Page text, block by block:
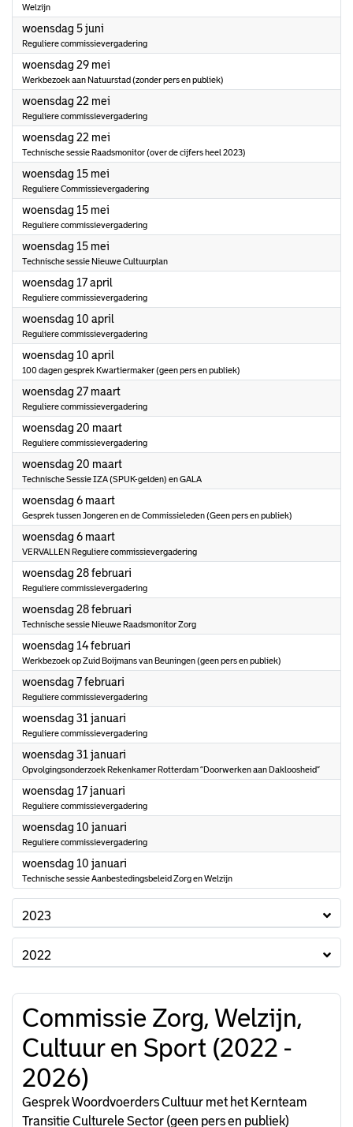
Welzijn
woensdag 5 juni
Reguliere commissievergadering
woensdag 29 mei
Werkbezoek aan Natuurstad (zonder pers en publiek)
woensdag 22 mei
Reguliere commissievergadering
woensdag 22 mei
Technische sessie Raadsmonitor (over de cijfers heel 2023)
woensdag 15 mei
Reguliere Commissievergadering
woensdag 15 mei
Reguliere commissievergadering
woensdag 15 mei
Technische sessie Nieuwe Cultuurplan
woensdag 17 april
Reguliere commissievergadering
woensdag 10 april
Reguliere commissievergadering
woensdag 10 april
100 dagen gesprek Kwartiermaker (geen pers en publiek)
woensdag 27 maart2024
Reguliere commissievergadering
woensdag 20 maart2024
Reguliere commissievergadering
woensdag 20 maart2024
Technische Sessie IZA (SPUK-gelden) en GALA
woensdag 6 maart2024
Gesprek tussen Jongeren en de Commissieleden (Geen pers en publiek)
woensdag 6 maart2024
VERVALLEN Reguliere commissievergadering
woensdag 28 februari
Reguliere commissievergadering
woensdag 28 februari
Technische sessie Nieuwe Raadsmonitor Zorg
woensdag 14 februari
Werkbezoek op Zuid Boijmans van Beuningen (geen pers en publiek)
woensdag 7 februari
Reguliere commissievergadering
woensdag 31 januari
Reguliere commissievergadering
woensdag 31 januari
Opvolgingsonderzoek Rekenkamer Rotterdam “Doorwerken aan Dakloosheid”
woensdag 17 januari
Reguliere commissievergadering
woensdag 10 januari
Reguliere commissievergadering
woensdag 10 januari
Technische sessie Aanbestedingsbeleid Zorg en Welzijn
2023
2022
Commissie Zorg, Welzijn,
Cultuur en Sport (2022 -
2026)
Gesprek Woordvoerders Cultuur met het Kernteam
Transitie Culturele Sector (geen pers en publiek)